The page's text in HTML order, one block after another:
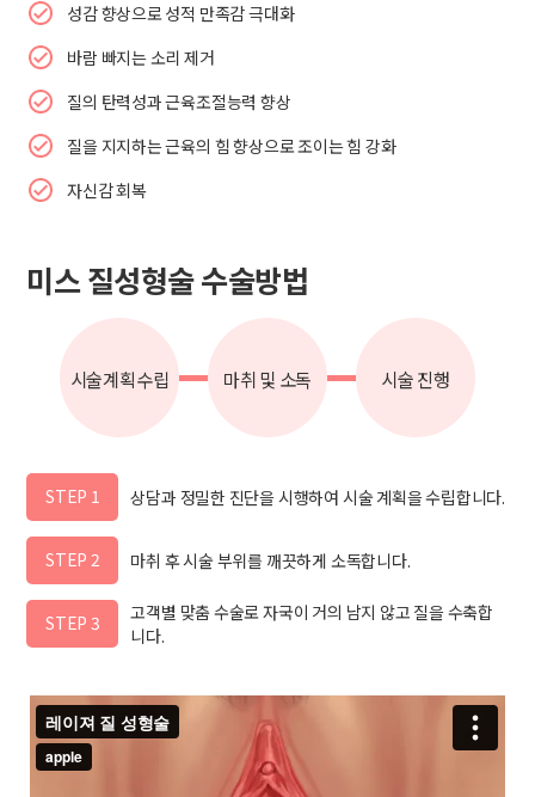
성감 향상으로 성적 만족감 극대화
바람 빠지는 소리 제거
질의 탄력성과 근육조절능력 향상
질을 지지하는 근육의 힘 향상으로 조이는 힘 강화
자신감 회복
미스 질성형술 수술방법
시술계획수립 마취 및 소독 시술 진행
STEP 1 상담과 정밀한 진단을 시행하여 시술 계획을 수립합니다.
STEP 2 마취 후 시술 부위를 깨끗하게 소독합니다.
STEP 3
고객별 맞춤 수술로 자국이 거의 남지 않고 질을 수축합
니다.